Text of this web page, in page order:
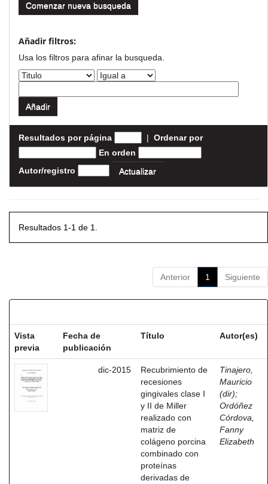
Comenzar nueva busqueda
Añadir filtros:
Usa los filtros para afinar la busqueda.
Resultados por página | Ordenar por
En orden
Autor/registro
Resultados 1-1 de 1.
Anterior 1 Siguiente
Vista
previa
Fecha de
publicación
Título Autor(es)
dic-2015
Recubrimiento de
recesiones
gingivales clase I
y II de Miller
realizado con
matriz de
colágeno porcina
combinado con
proteínas
derivadas de
Tinajero,
Mauricio
(dir);
Ordóñez
Córdova,
Fanny
Elizabeth